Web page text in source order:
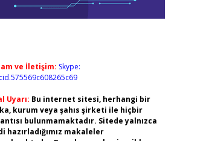
ve İletişim: Skype:
Uyarı: Bu internet sitesi, herhangi bir
kurum veya şahıs şirketi ile hiçbir
bulunmamaktadır. Sitede yalnızca
hazırladığımız makaleler